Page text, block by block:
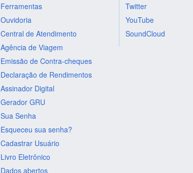
Ferramentas
Ouvidoria
Central de Atendimento
Agência de Viagem
Emissão de Contra-cheques
Declaração de Rendimentos
Assinador Digital
Gerador GRU
Sua Senha
Esqueceu sua senha?
Cadastrar Usuário
Livro Eletrônico
Dados abertos
Twitter
YouTube
SoundCloud